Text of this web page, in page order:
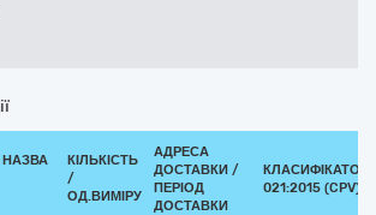
КІЛЬКІСТЬ
/
ОД.ВИМІРУ
АДРЕСА
ДОСТАВКИ /
ПЕРІОД
ДОСТАВКИ
КЛАСИФІКАТОР
021:2015 (CPV)